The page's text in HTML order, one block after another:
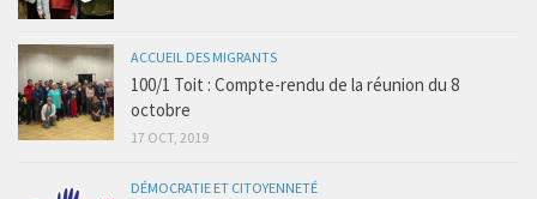
ACCUEIL DES MIGRANTS
100/1 Toit : Compte-rendu de la réunion du 8
octobre
17 OCT, 2019
DÉMOCRATIE ET CITOYENNETÉ